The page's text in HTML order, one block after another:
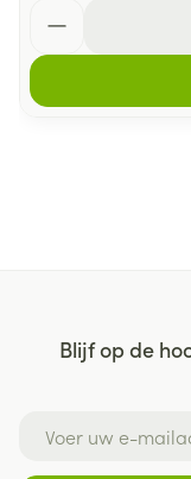
Blijf op de